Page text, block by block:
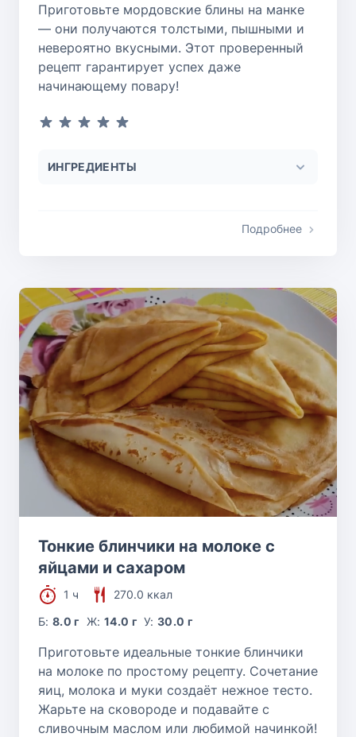
Приготовьте мордовские блины на манке
— они получаются толстыми, пышными и
невероятно вкусными. Этот проверенный
рецепт гарантирует успех даже
начинающему повару!
ИНГРЕДИЕНТЫ
Подробнее
Тонкие блинчики на молоке с
яйцами и сахаром
1 ч
270.0 ккал
Б:8.0 г Ж: 14.0 г У:30.0 г
Приготовьте идеальные тонкие блинчики
на молоке по простому рецепту. Сочетание
яиц, молока и муки создаёт нежное тесто.
Жарьте на сковороде и подавайте с
сливочным маслом или любимой начинкой!